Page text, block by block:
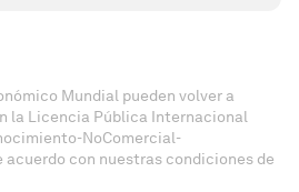
Mundial pueden volver a
la Licencia Pública Internacional
NoComercial-
acuerdo con nuestras condiciones de